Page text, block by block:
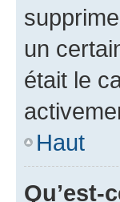
un
était le
Haut
Qu’est-